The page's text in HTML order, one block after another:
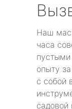
Наш
часа
опыту
с собой
садовой